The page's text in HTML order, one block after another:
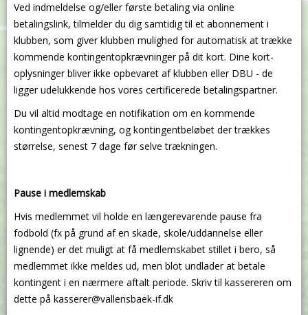
Ved indmeldelse og/eller første betaling via online
betalingslink, tilmelder du dig samtidig til et abonnement i
klubben, som giver klubben mulighed for automatisk at trække
kommende kontingentopkrævninger på dit kort. Dine kort-
oplysninger bliver ikke opbevaret af klubben eller DBU - de
ligger udelukkende hos vores certificerede betalingspartner.
Du vil altid modtage en notifikation om en kommende
kontingentopkrævning, og kontingentbeløbet der trækkes
størrelse, senest 7 dage før selve trækningen.
Pause i medlemskab
Hvis medlemmet vil holde en længerevarende pause fra
fodbold (fx på grund af en skade, skole/uddannelse eller
lignende) er det muligt at få medlemskabet stillet i bero, så
medlemmet ikke meldes ud, men blot undlader at betale
kontingent i en nærmere aftalt periode. Skriv til kassereren om
dette på kasserer@vallensbaek-if.dk